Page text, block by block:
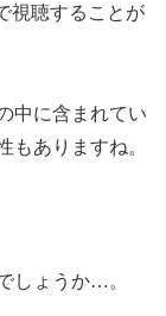
視聴することが
中に含まれてい
もありますね。
しょうか…。